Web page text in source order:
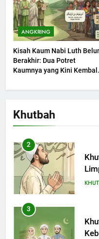
ANGKRING
Kisah Kaum Nabi Luth
Berakhir: Dua Potret
Kaumnya yang Kini Kembali
Khutbah
203
2
3